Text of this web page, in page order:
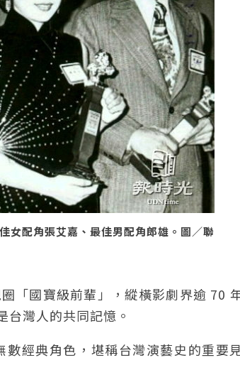
女配角張艾嘉、最佳男配角郎雄。圖／聯
「國寶級前輩」，縱橫影劇界逾 70
灣人的共同記憶。
經典角色，堪稱台灣演藝史的重要